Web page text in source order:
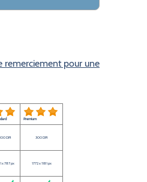
remerciement pour une
Premium
DPI 300 DPI
x 787 px 1772 x 1181 px